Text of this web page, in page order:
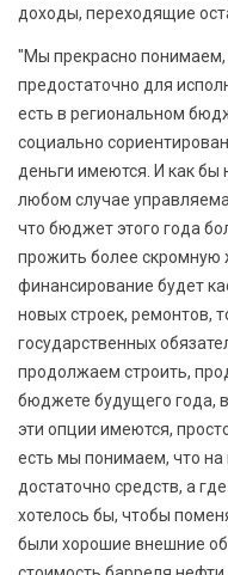
доходы, переходящие
"Мы прекрасно
предостаточно для
есть в региональном
социально
деньги имеются. И как бы
любом случае
что бюджет этого года
прожить более скромную
финансирование будет
новых строек, ремонтов,
государственных
продолжаем строить,
бюджете будущего года,
эти опции имеются,
есть мы понимаем, что
достаточно средств, а
хотелось бы, чтобы
были хорошие внешние